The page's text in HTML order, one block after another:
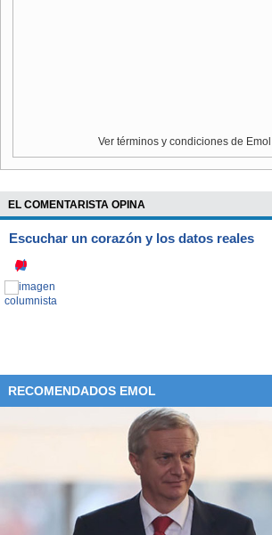
decisión estuvo encabezada por Pablo
participaron además los titulares de
Furche), Economía (Luis Felipe
Ver términos y condiciones de Emol
EL COMENTARISTA OPINA
Escuchar un corazón y los datos reales
RECOMENDADOS EMOL